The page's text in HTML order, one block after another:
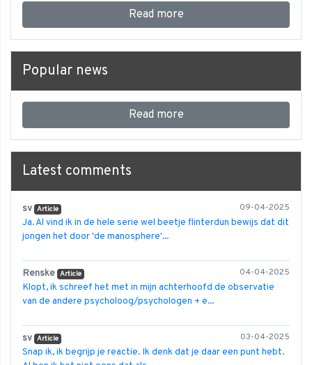
Read more
Popular news
Read more
Latest comments
09-04-2025
sv Article
Ja. Al vind ik in de hele serie wel beetje flinterdun bewijs dat dit
jongen het door 'de manosphere'...
04-04-2025
Renske Article
Klopt, ik schreef het met in mijn achterhoofd de observatie
van de andere psycholoog/psychologen + e...
03-04-2025
sv Article
Snap ik, ik begrijp je reactie. Ik denk dat je daar een punt hebt.